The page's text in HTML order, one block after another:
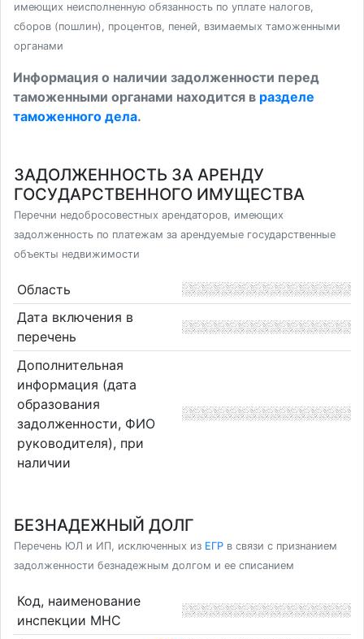
имеющих неисполненную обязанность по уплате налогов,
сборов (пошлин), процентов, пеней, взимаемых таможенными
органами
Информация о наличии задолженности перед
таможенными органами находится в разделе
таможенного дела.
ЗАДОЛЖЕННОСТЬ ЗА АРЕНДУ
ГОСУДАРСТВЕННОГО ИМУЩЕСТВА
Перечни недобросовестных арендаторов, имеющих
задолженность по платежам за арендуемые государственные
объекты недвижимости
Область
Дата включения в
перечень
Дополнительная
информация (дата
образования
задолженности, ФИО
руководителя), при
наличии
БЕЗНАДЕЖНЫЙ ДОЛГ
Перечень ЮЛ и ИП, исключенных из ЕГР в связи с признанием
задолженности безнадежным долгом и ее списанием
Код, наименование
инспекции МНС